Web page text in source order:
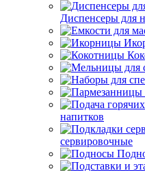
Диспенсеры для
напитков
сервировочные